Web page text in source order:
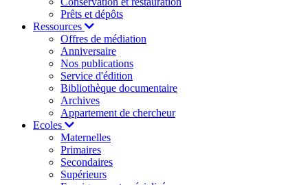
Prêts et dépôts
Ressources
Offres de médiation
Anniversaire
Nos publications
Service d'édition
Bibliothèque documentaire
Archives
Appartement de chercheur
Ecoles
Maternelles
Primaires
Secondaires
Supérieurs